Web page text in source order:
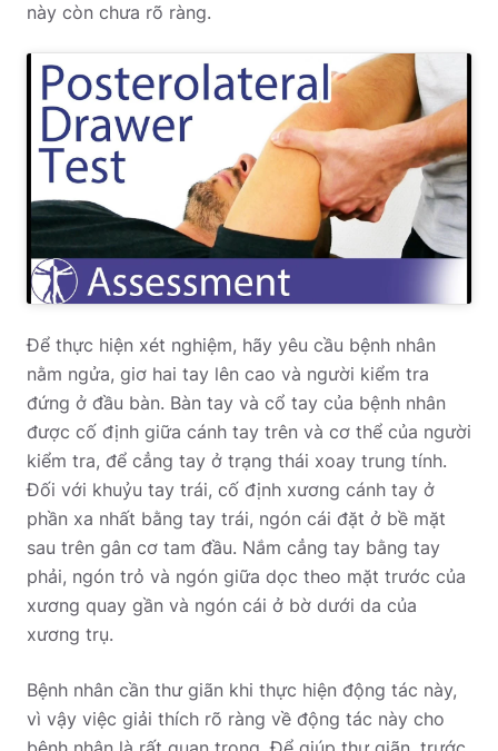
này còn chưa rõ ràng.
Để thực hiện xét nghiệm, hãy yêu cầu bệnh nhân
nằm ngửa, giơ hai tay lên cao và người kiểm tra
đứng ở đầu bàn. Bàn tay và cổ tay của bệnh nhân
được cố định giữa cánh tay trên và cơ thể của người
kiểm tra, để cẳng tay ở trạng thái xoay trung tính.
Đối với khuỷu tay trái, cố định xương cánh tay ở
phần xa nhất bằng tay trái, ngón cái đặt ở bề mặt
sau trên gân cơ tam đầu. Nắm cẳng tay bằng tay
phải, ngón trỏ và ngón giữa dọc theo mặt trước của
xương quay gần và ngón cái ở bờ dưới da của
xương trụ.
Bệnh nhân cần thư giãn khi thực hiện động tác này,
vì vậy việc giải thích rõ ràng về động tác này cho